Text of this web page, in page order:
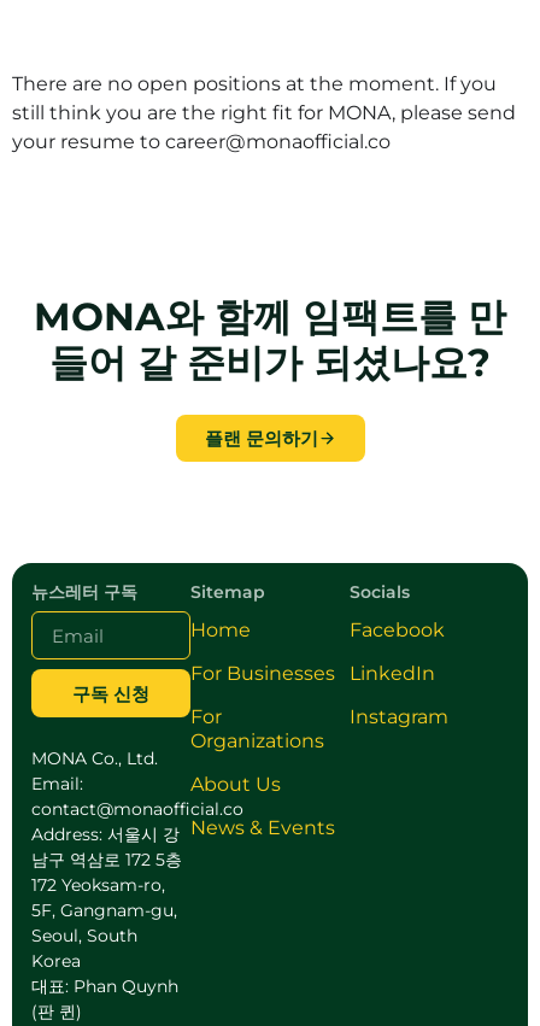
There are no open positions at the moment. If you
still think you are the right fit for MONA, please send
your resume to career@monaofficial.co
MONA와 함께 임팩트를 만
들어 갈 준비가 되셨나요?
플랜 문의하기
Sitemap
Home
For Businesses
For
Organizations
About Us
News & Events
Socials
Facebook
LinkedIn
Instagram
뉴스레터 구독
구독 신청
MONA Co., Ltd.
Email:
contact@monaofficial.co
Address: 서울시 강
남구 역삼로 172 5층
172 Yeoksam-ro,
5F, Gangnam-gu,
Seoul, South
Korea
대표: Phan Quynh
(판 퀸)